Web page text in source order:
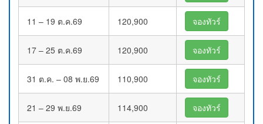
11 – 19 ต.ค.69 120,900 จองทัวร์
17 – 25 ต.ค.69 120,900 จองทัวร์
31 ต.ค. – 08 พ.ย.69 110,900 จองทัวร์
21 – 29 พ.ย.69 114,900 จองทัวร์